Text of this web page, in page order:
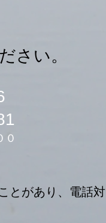
さい。
０
とがあり、電話対